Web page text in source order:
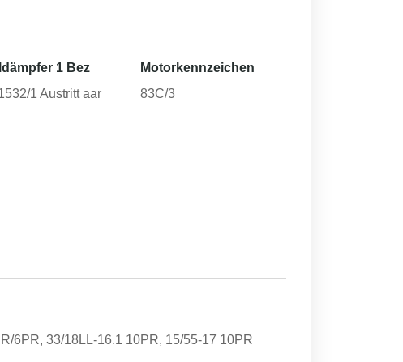
1 Bez
1 Austritt aar
Motorkennzeichen
83C/3
6PR, 33/18LL-16.1 10PR, 15/55-17 10PR